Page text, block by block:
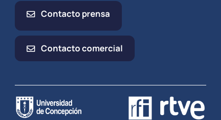
Contacto prensa
Contacto comercial